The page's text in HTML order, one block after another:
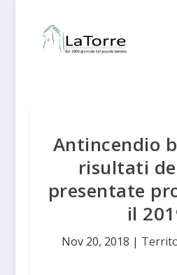
Antincendio
risultati
presentate
il
Nov 20, 2018 |